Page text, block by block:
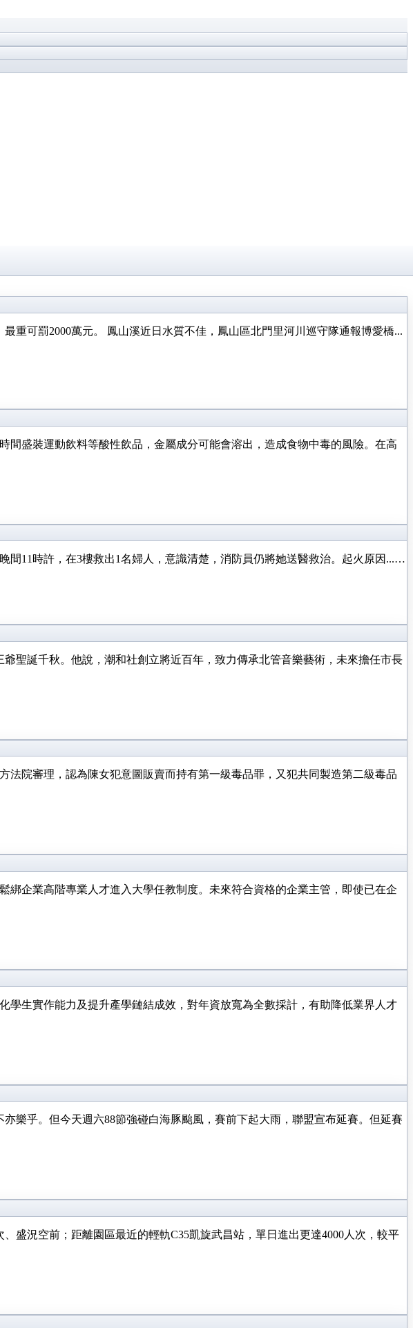
重可罰2000萬元。 鳳山溪近日水質不佳，鳳山區北門里河川巡守隊通報博愛橋...
盛裝運動飲料等酸性飲品，金屬成分可能會溶出，造成食物中毒的風險。在高
間11時許，在3樓救出1名婦人，意識清楚，消防員仍將她送醫救治。起火原因...…
聖誕千秋。他說，潮和社創立將近百年，致力傳承北管音樂藝術，未來擔任市長
法院審理，認為陳女犯意圖販賣而持有第一級毒品罪，又犯共同製造第二級毒品
企業高階專業人才進入大學任教制度。未來符合資格的企業主管，即使已在企
生實作能力及提升產學鏈結成效，對年資放寬為全數採計，有助降低業界人才
樂乎。但今天週六88節強碰白海豚颱風，賽前下起大雨，聯盟宣布延賽。但延賽
盛況空前；距離園區最近的輕軌C35凱旋武昌站，單日進出更達4000人次，較平